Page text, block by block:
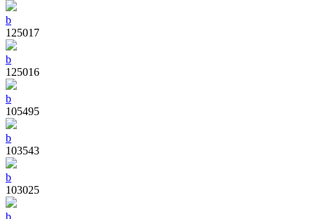
b
125017
b
125016
b
105495
b
103543
b
103025
b